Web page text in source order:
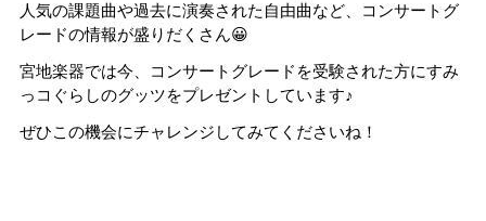
人気の課題曲や過去に演奏された自由曲など、コンサートグ
レードの情報が盛りだくさん😀
宮地楽器では今、コンサートグレードを受験された方にすみ
っコぐらしのグッツをプレゼントしています♪
ぜひこの機会にチャレンジしてみてくださいね！